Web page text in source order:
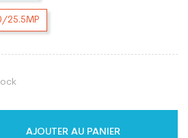
25.5MP
AJOUTER AU PANIER